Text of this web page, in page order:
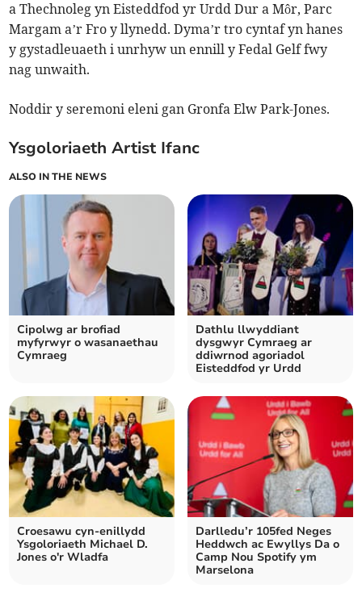
a Thechnoleg yn Eisteddfod yr Urdd Dur a Môr, Parc
Margam a’r Fro y llynedd. Dyma’r tro cyntaf yn hanes
y gystadleuaeth i unrhyw un ennill y Fedal Gelf fwy
nag unwaith.
Noddir y seremoni eleni gan Gronfa Elw Park-Jones.
Ysgoloriaeth Artist Ifanc
ALSO IN THE NEWS
Cipolwg ar brofiad
myfyrwyr o wasanaethau
Cymraeg
Dathlu llwyddiant
dysgwyr Cymraeg ar
ddiwrnod agoriadol
Eisteddfod yr Urdd
Croesawu cyn-enillydd
Ysgoloriaeth Michael D.
Jones o'r Wladfa
Darlledu’r 105fed Neges
Heddwch ac Ewyllys Da o
Camp Nou Spotify ym
Marselona